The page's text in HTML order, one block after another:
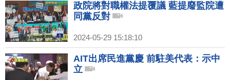
政院將對職權法提覆議 藍提廢監院遭
同黨反對
2024-05-29 15:18:10
AIT出席民進黨慶 前駐美代表：示中
立